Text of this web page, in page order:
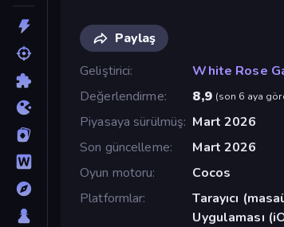
Paylaş
Geliştirici
White Rose
Değerlendirme
8,9 (son 6 aya
Piyasaya sürülmüş Mart 2026
Son güncelleme
Mart 2026
Oyun motoru
Cocos
Platformlar
Tarayıcı
Uygulaması